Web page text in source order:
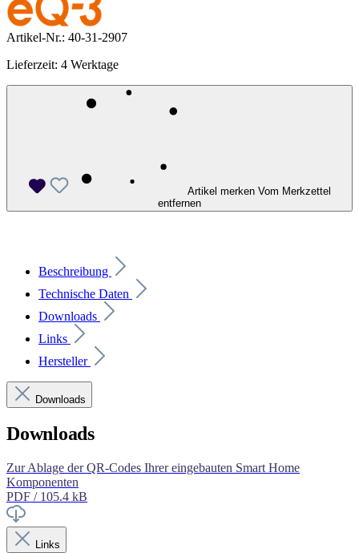
Artikel-Nr.: 40-31-2907
Lieferzeit: 4 Werktage
Artikel merken Vom Merkzettel
entfernen
Beschreibung
Technische Daten
Downloads
Links
Hersteller
Downloads
Downloads
Zur Ablage der QR-Codes Ihrer eingebauten Smart Home
Komponenten
PDF / 105.4 kB
Links